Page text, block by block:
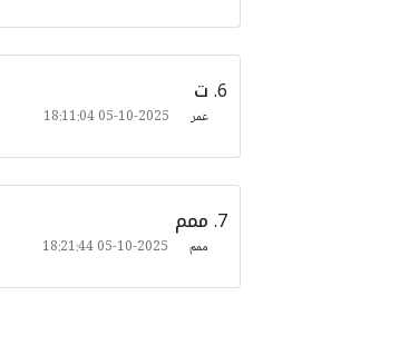
ت
عمر 2025-10-05 18:11:04
ممم
ممم 2025-10-05 18:21:44